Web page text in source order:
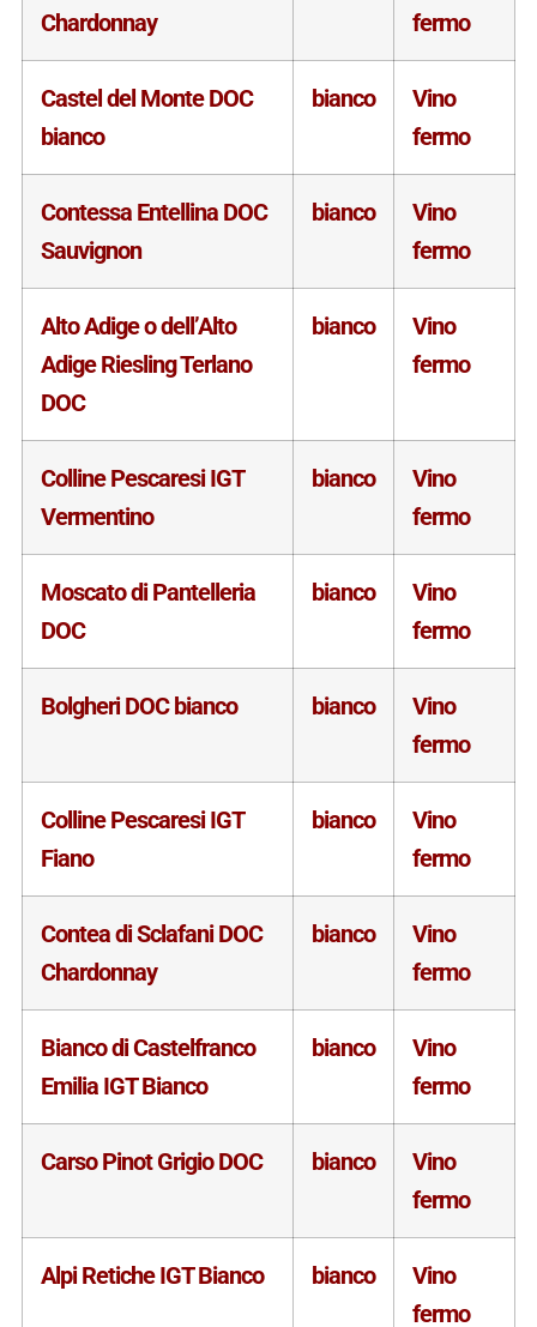
Chardonnay
fermo
Castel del Monte DOC
bianco
bianco
Vino
fermo
Contessa Entellina DOC
Sauvignon
bianco
Vino
fermo
Alto Adige o dell’Alto
Adige Riesling Terlano
DOC
bianco
Vino
fermo
Colline Pescaresi IGT
Vermentino
bianco
Vino
fermo
Moscato di Pantelleria
DOC
bianco
Vino
fermo
Bolgheri DOC bianco bianco
Vino
fermo
Colline Pescaresi IGT
Fiano
bianco
Vino
fermo
Contea di Sclafani DOC
Chardonnay
bianco
Vino
fermo
Bianco di Castelfranco
Emilia IGT Bianco
bianco
Vino
fermo
Carso Pinot Grigio DOC bianco
Vino
fermo
Alpi Retiche IGT Bianco bianco
Vino
fermo